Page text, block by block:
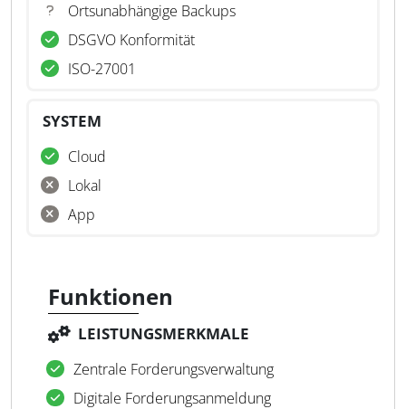
Ortsunabhängige Backups
DSGVO Konformität
ISO-27001
SYSTEM
Cloud
Lokal
App
Funktionen
LEISTUNGSMERKMALE
Zentrale Forderungsverwaltung
Digitale Forderungsanmeldung